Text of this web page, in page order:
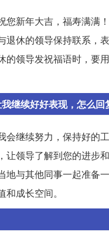
您新年大吉，福寿满满
退休的领导保持联系，
的领导发祝福语时，要
继续好好表现，怎么
会继续努力，保持好的
让领导了解到您的进步
地与其他同事一起准备
成长空间。